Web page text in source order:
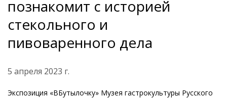
познакомит с историей
стекольного и
пивоваренного дела
5 апреля 2023 г.
Экспозиция «ВБутылочку» Музея гастрокультуры Русского